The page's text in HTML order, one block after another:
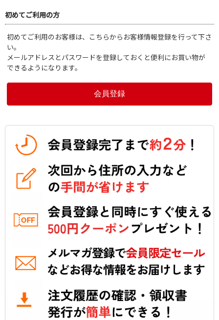
初めてご利用の方
初めてご利用のお客様は、こちらからお客様情報登録を行って下さ
い。
メールアドレスとパスワードを登録しておくと便利にお買い物が
できるようになります。